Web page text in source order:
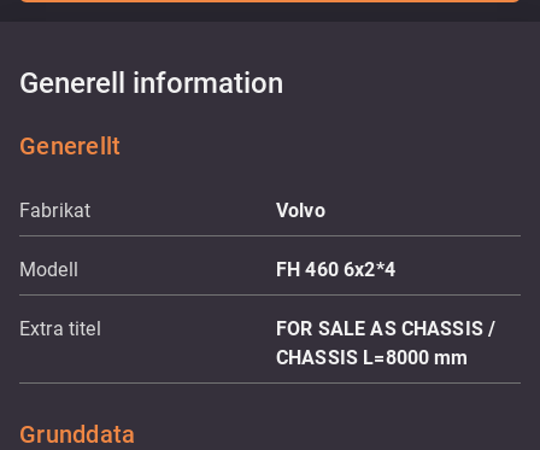
Generell information
Generellt
Fabrikat Volvo
Modell FH 460 6x2*4
Extra titel
FOR SALE AS CHASSIS /
CHASSIS L=8000 mm
Grunddata